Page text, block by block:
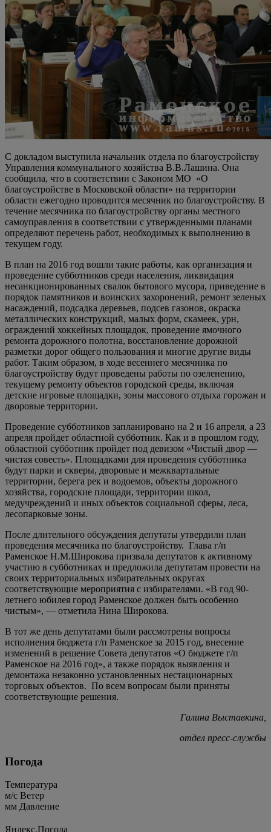
С докладом выступила начальник отдела по благоустройству
Управления коммунального хозяйства В.В.Лашина. Она
сообщила, что в соответствии с Законом МО «О
благоустройстве в Московской области» на территории
области ежегодно проводится месячник по благоустройству. В
течение месячника по благоустройству органы местного
самоуправления в соответствии с утвержденными планами
определяют перечень работ, необходимых к выполнению в
текущем году.
В план на 2016 год вошли такие работы, как организация и
проведение субботников среди населения, ликвидация
несанкционированных свалок бытового мусора, приведение в
порядок памятников и воинских захоронений, ремонт зеленых
насаждений, подсадка деревьев, подсев газонов, окраска
металлических конструкций, малых форм, скамеек, урн,
ограждений хоккейных площадок, проведение ямочного
ремонта дорожного полотна, восстановление дорожной
разметки дорог общего пользования и многие другие виды
работ. Таким образом, в ходе весеннего месячника по
благоустройству будут проведены работы по озеленению,
текущему ремонту объектов городской среды, включая
детские игровые площадки, зоны массового отдыха горожан и
дворовые территории.
Проведение субботников запланировано на 2 и 16 апреля, а 23
апреля пройдет областной субботник. Как и в прошлом году,
областной субботник пройдет под девизом «Чистый двор —
чистая совесть». Площадками для проведения субботника
будут парки и скверы, дворовые и межквартальные
территории, берега рек и водоемов, объекты дорожного
хозяйства, городские площади, территории школ,
медучреждений и иных объектов социальной сферы, леса,
лесопарковые зоны.
После длительного обсуждения депутаты утвердили план
проведения месячника по благоустройству. Глава г/п
Раменское Н.М.Широкова призвала депутатов к активному
участию в субботниках и предложила депутатам провести на
своих территориальных избирательных округах
соответствующие мероприятия с избирателями. «В год 90-
летнего юбилея город Раменское должен быть особенно
чистым», — отметила Нина Широкова.
В тот же день депутатами были рассмотрены вопросы
исполнения бюджета г/п Раменское за 2015 год, внесение
изменений в решение Совета депутатов «О бюджете г/п
Раменское на 2016 год», а также порядок выявления и
демонтажа незаконно установленных нестационарных
торговых объектов. По всем вопросам были приняты
соответствующие решения.
Галина Выставкина,
отдел пресс-службы
Погода
Температура
м/c Ветер
мм Давление
Яндекс.Погода